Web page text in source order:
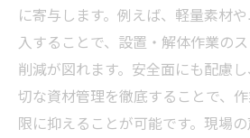
に寄与します。例えば、軽量素材
入することで、設置・解体作業の
削減が図れます。安全面にも配慮
切な資材管理を徹底することで、
限に抑えることが可能です。現場